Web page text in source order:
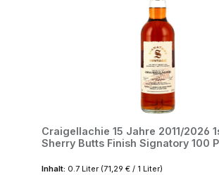
Craigellachie 15 Jahre 2011/2026
Sherry Butts Finish Signatory 100
Inhalt: 0.7 Liter (71,29 € / 1 Liter)